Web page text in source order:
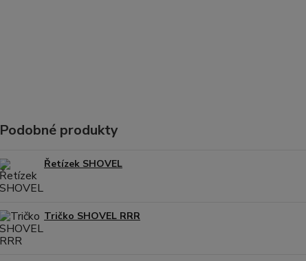
Podobné produkty
Řetízek SHOVEL
Tričko SHOVEL RRR